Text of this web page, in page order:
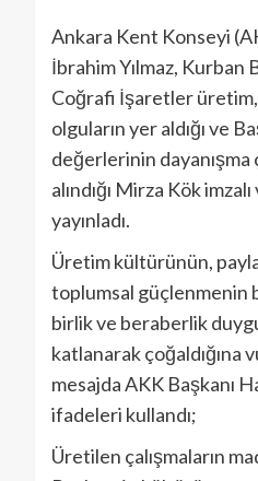
Ankara Kent Konseyi
İbrahim Yılmaz, Kurban
Coğrafi İşaretler
olguların yer aldığı ve
değerlerinin dayanışma
alındığı Mirza Kök
yayınladı.
Üretim kültürünün,
toplumsal güçlenmenin
birlik ve beraberlik
katlanarak çoğaldığına
mesajda AKK Başkanı
ifadeleri kullandı;
Üretilen çalışmaların